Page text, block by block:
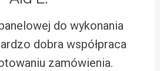
do wykonania
dobra współpraca
zamówienia.